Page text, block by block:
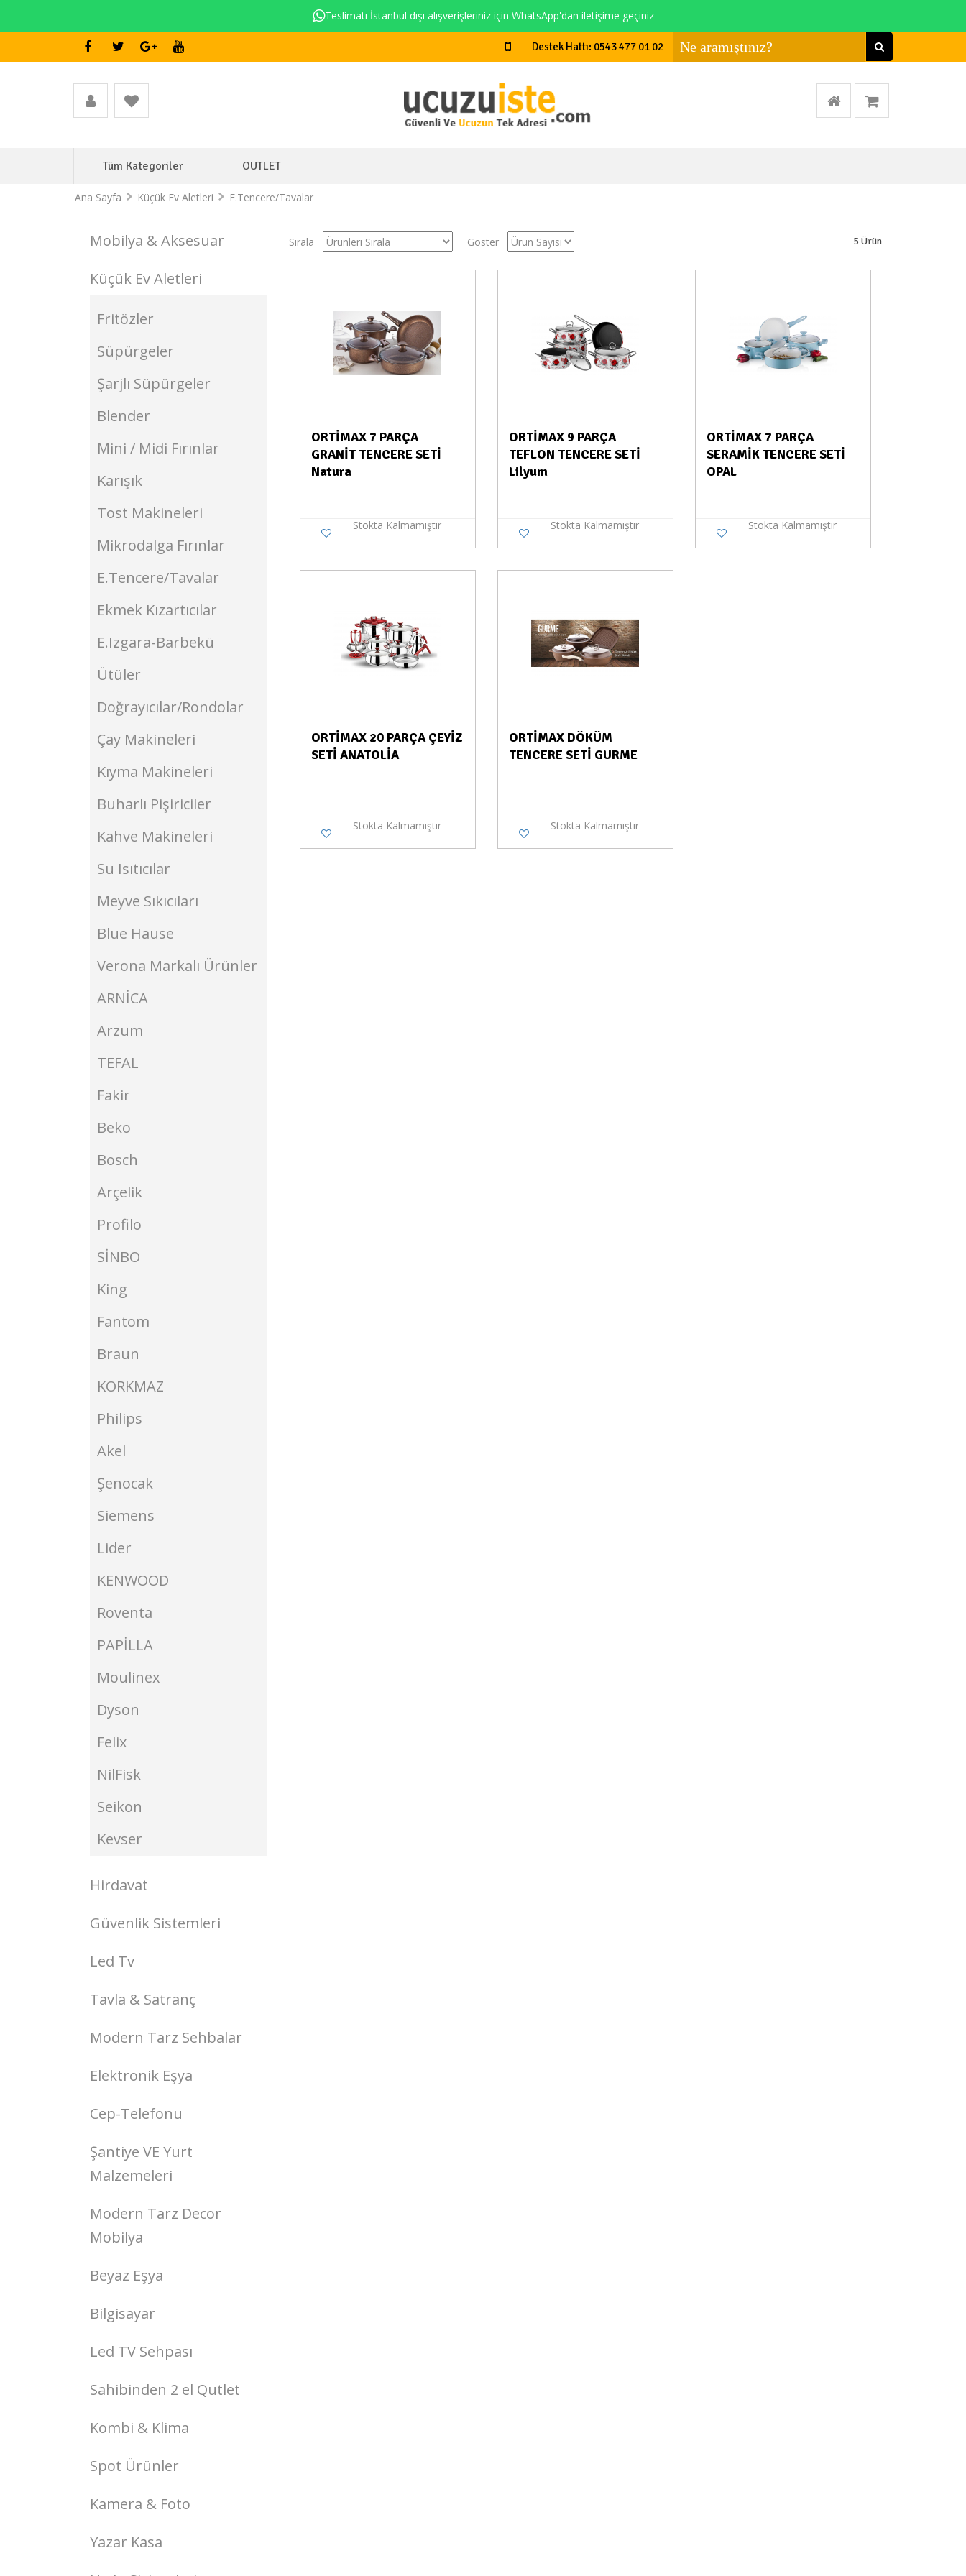
Teslimatı İstanbul dışı alışverişleriniz için WhatsApp'dan iletişime geçiniz
Destek Hattı: 0543 477 01 02
Tüm Kategoriler OUTLET
Ana Sayfa Küçük Ev Aletleri E.Tencere/Tavalar
Mobilya & Aksesuar
Küçük Ev Aletleri
Fritözler
Süpürgeler
Şarjlı Süpürgeler
Blender
Mini / Midi Fırınlar
Karışık
Tost Makineleri
Mikrodalga Fırınlar
E.Tencere/Tavalar
Ekmek Kızartıcılar
E.Izgara-Barbekü
Ütüler
Doğrayıcılar/Rondolar
Çay Makineleri
Kıyma Makineleri
Buharlı Pişiriciler
Kahve Makineleri
Su Isıtıcılar
Meyve Sıkıcıları
Blue Hause
Verona Markalı Ürünler
ARNİCA
Arzum
TEFAL
Fakir
Beko
Bosch
Arçelik
Profilo
SİNBO
King
Fantom
Braun
KORKMAZ
Philips
Akel
Şenocak
Siemens
Lider
KENWOOD
Roventa
PAPİLLA
Moulinex
Dyson
Felix
NilFisk
Seikon
Kevser
Hirdavat
Güvenlik Sistemleri
Led Tv
Tavla & Satranç
Modern Tarz Sehbalar
Elektronik Eşya
Cep-Telefonu
Şantiye VE Yurt
Malzemeleri
Modern Tarz Decor
Mobilya
Beyaz Eşya
Bilgisayar
Led TV Sehpası
Sahibinden 2 el Qutlet
Kombi & Klima
Spot Ürünler
Kamera & Foto
Yazar Kasa
Sırala Göster 5 Ürün
ORTİMAX 7 PARÇA
GRANİT TENCERE SETİ
Natura
Stokta Kalmamıştır
ORTİMAX 9 PARÇA
TEFLON TENCERE SETİ
Lilyum
Stokta Kalmamıştır
ORTİMAX 7 PARÇA
SERAMİK TENCERE SETİ
OPAL
Stokta Kalmamıştır
ORTİMAX 20 PARÇA ÇEYİZ
SETİ ANATOLİA
Stokta Kalmamıştır
ORTİMAX DÖKÜM
TENCERE SETİ GURME
Stokta Kalmamıştır